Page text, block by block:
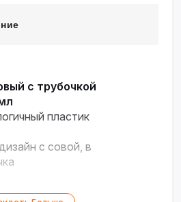
с трубочкой
пластик
с совой, в